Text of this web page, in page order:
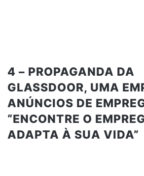
4 – PROPAGANDA DA
GLASSDOOR, UMA
ANÚNCIOS DE
“ENCONTRE O
ADAPTA À SUA VIDA”